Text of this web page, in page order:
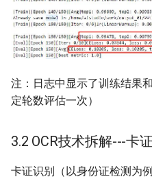
注：日志中显示了训练结果
定轮数评估一次）
3.2 OCR技术拆解---卡
卡证识别（以身份证检测为